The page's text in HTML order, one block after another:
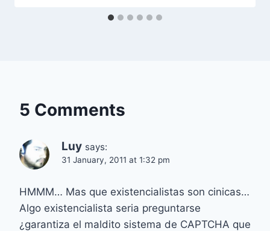
5 Comments
Luy says:
31 January, 2011 at 1:32 pm
HMMM… Mas que existencialistas son cinicas…
Algo existencialista seria preguntarse
¿garantiza el maldito sistema de CAPTCHA que